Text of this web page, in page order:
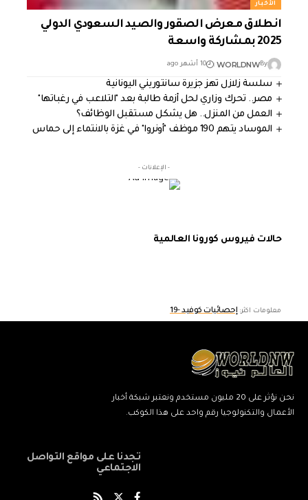
الأخبار
انطلاق معرض الصقور والصيد السعودي الدولي
2025 بمشاركة واسعة
By
WORLDNW 10 أشهر ago
سلسة زلازل تهز جزيرة سانتوريني اليونانية
مصر.. تحرك وزاري لحل أزمة طالبة بعد "التلاعب في رغباتها"
العمل من المنزل.. هل يشكل مستقبل الوظائف؟
الموساد يتهم 190 موظف "أونروا" في غزة بالانتماء إلى حماس
- الإعلانات -
حالات فيروس كورونا العالمية
معلومات اكثر: إحصائيات كوفيد -19
نحن نؤثر على 20 مليون مستخدم ونعتبر شبكة أخبار
الأعمال والتكنولوجيا رقم واحد على هذا الكوكب.
تجدنا على مواقع التواصل
الاجتماعي